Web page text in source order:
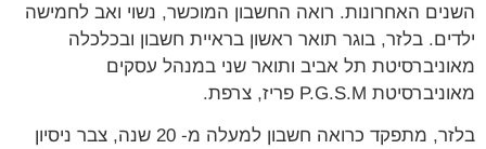
השנים האחרונות. רואה החשבון המוכשר, נשוי ואב לחמישה
ילדים. בלזר, בוגר תואר ראשון בראיית חשבון ובכלכלה
מאוניברסיטת תל אביב ותואר שני במנהל עסקים
מאוניברסיטת P.G.S.M פריז, צרפת.
בלזר, מתפקד כרואה חשבון למעלה מ- 20 שנה, צבר ניסיון